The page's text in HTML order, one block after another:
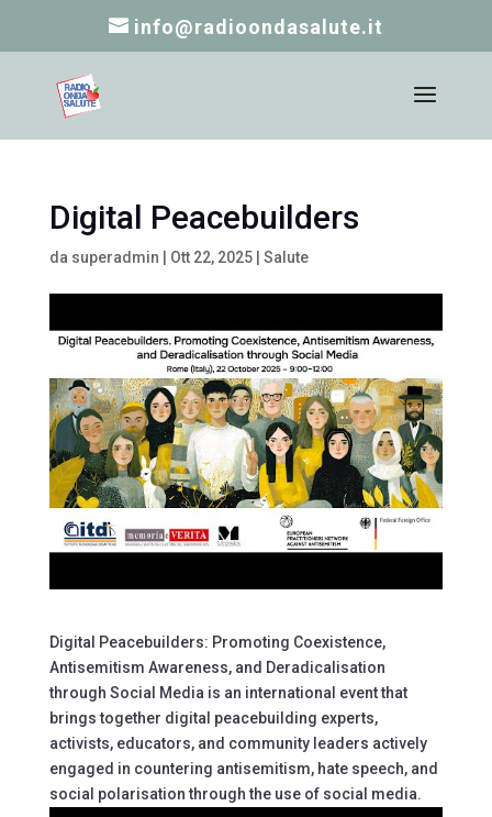
info@radioondasalute.it
Digital Peacebuilders
da superadmin Ott 22, 2025| Salute
Digital Peacebuilders: Promoting Coexistence,
Antisemitism Awareness, and Deradicalisation
through Social Media is an international event that
brings together digital peacebuilding experts,
activists, educators, and community leaders actively
engaged in countering antisemitism, hate speech, and
social polarisation through the use of social media.